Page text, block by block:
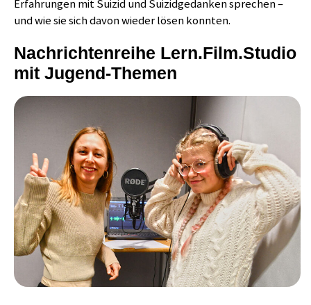
Erfahrungen mit Suizid und Suizidgedanken sprechen –
und wie sie sich davon wieder lösen konnten.
Nachrichtenreihe Lern.Film.Studio
mit Jugend-Themen